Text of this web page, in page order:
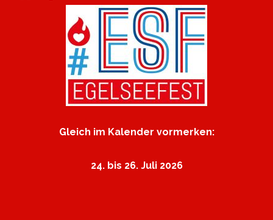
Gleich im Kalender vormerken:
24. bis 26. Juli 2026